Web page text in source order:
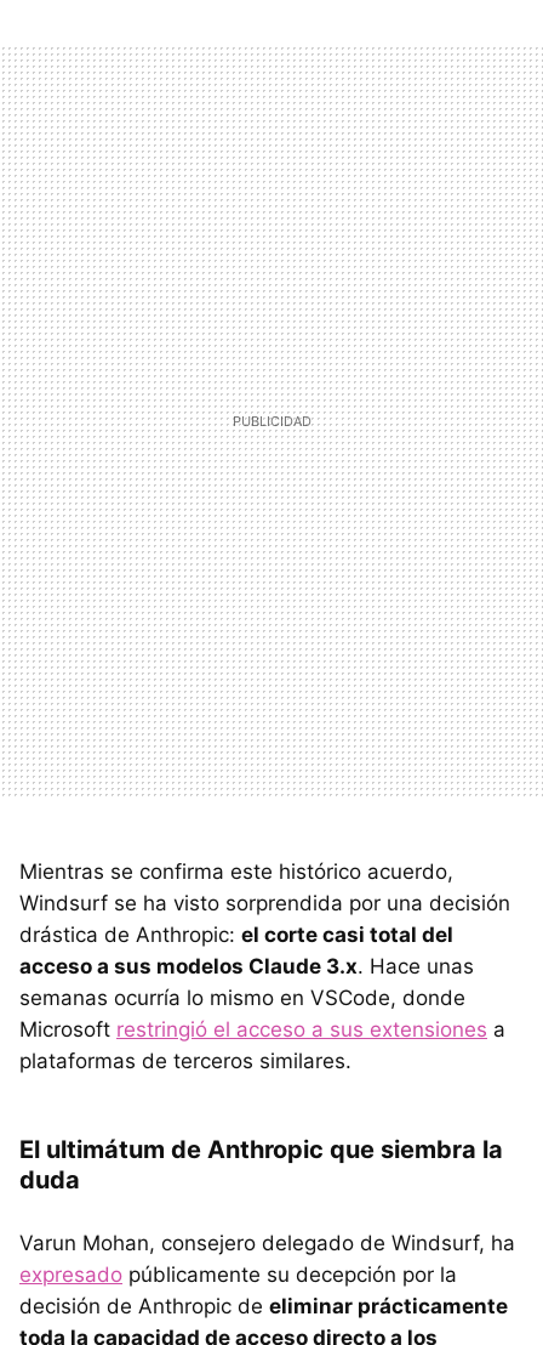
Mientras se confirma este histórico acuerdo,
Windsurf se ha visto sorprendida por una decisión
drástica de Anthropic: el corte casi total del
acceso a sus modelos Claude 3.x. Hace unas
semanas ocurría lo mismo en VSCode, donde
Microsoft restringió el acceso a sus extensiones a
plataformas de terceros similares.
El ultimátum de Anthropic que siembra la
duda
Varun Mohan, consejero delegado de Windsurf, ha
expresado públicamente su decepción por la
decisión de Anthropic de eliminar prácticamente
toda la capacidad de acceso directo a los